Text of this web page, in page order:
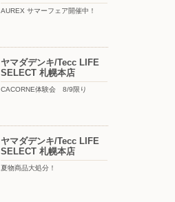
AUREX サマーフェア開催中！
ヤマダデンキ/Tecc LIFE
SELECT 札幌本店
CACORNE体験会 8/9限り
ヤマダデンキ/Tecc LIFE
SELECT 札幌本店
夏物商品大処分！